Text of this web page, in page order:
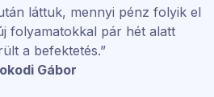
láttuk, mennyi pénz folyik el
folyamatokkal pár hét alatt
a befektetés.”
Gábor